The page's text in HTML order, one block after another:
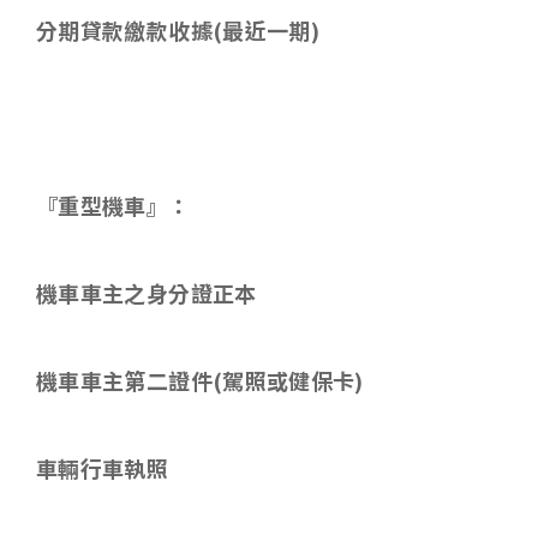
分期貸款繳款收據(最近一期)
『重型機車』：
機車車主之身分證正本
機車車主第二證件(駕照或健保卡)
車輛行車執照